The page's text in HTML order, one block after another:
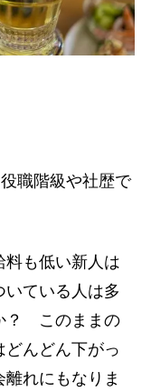
職階級や社歴で
料も低い新人は
ている人は多
？ このままの
んどん下がっ
れにもなりま